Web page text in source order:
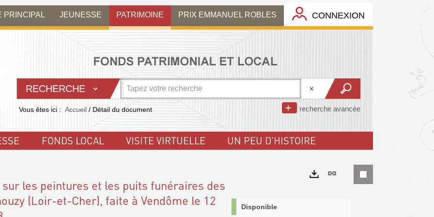
PRINCIPAL JEUNESSE PATRIMOINE PRIX EMMANUEL ROBLES CONNEXION
RECHERCHE
recherche avancée
Vous êtes ici : Accueil / Détail du document
FONDS LOCAL VISITE VIRTUELLE UN PEU D'HISTOIRE
sur les peintures et les puits funéraires des
(Loir-et-Cher), faite à Vendôme le 12
Lien
Disponible